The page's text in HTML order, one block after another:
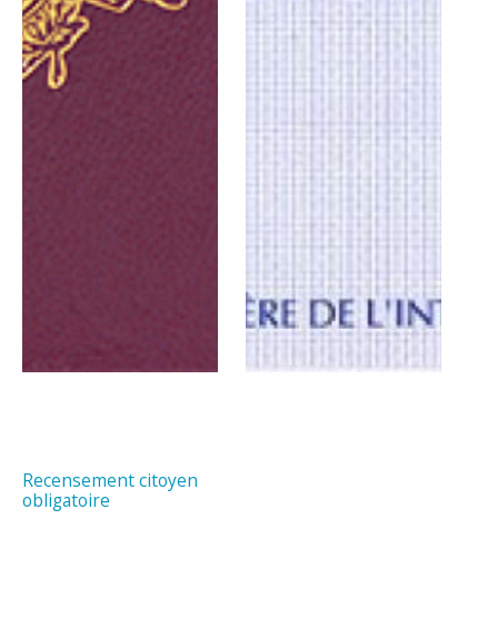
Recensement citoyen
obligatoire